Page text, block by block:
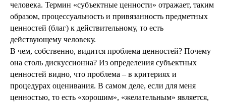
человека. Термин «субъектные ценности» отражает, таким
образом, процессуальность и привязанность предметных
ценностей (благ) к действительному, то есть
действующему человеку.
В чем, собственно, видится проблема ценностей? Почему
она столь дискуссионна? Из определения субъектных
ценностей видно, что проблема – в критериях и
процедурах оценивания. В самом деле, если для меня
ценностью, то есть «хорошим», «желательным» является,